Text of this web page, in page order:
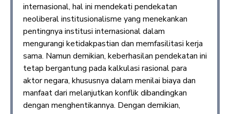
internasional, hal ini mendekati pendekatan
neoliberal institusionalisme yang menekankan
pentingnya institusi internasional dalam
mengurangi ketidakpastian dan memfasilitasi kerja
sama. Namun demikian, keberhasilan pendekatan ini
tetap bergantung pada kalkulasi rasional para
aktor negara, khususnya dalam menilai biaya dan
manfaat dari melanjutkan konflik dibandingkan
dengan menghentikannya. Dengan demikian,